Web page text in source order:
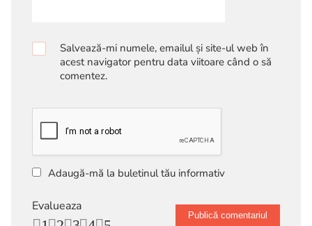
Salvează-mi numele, emailul și site-ul web în
acest navigator pentru data viitoare când o să
comentez.
Adaugă-mă la buletinul tău informativ
Evalueaza